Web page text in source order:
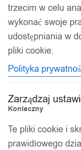
trzecim w celu
wykonać swoje
udostępniania w
pliki cookie.
Polityka
Zarządzaj
Konieczny
Te pliki cookie i
prawidłowego